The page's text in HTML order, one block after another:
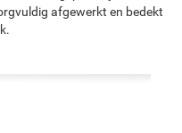
afgewerkt en bedekt